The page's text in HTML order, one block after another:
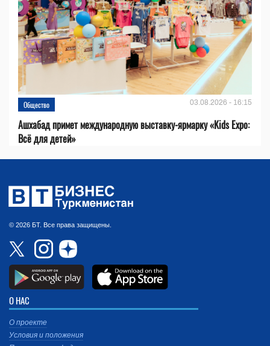
Общество 03.08.2026 - 16:15
Ашхабад примет международную выставку-ярмарку «Kids Expo:
Всё для детей»
© 2026 БТ. Все права защищены.
О НАС
О проекте
Условия и положения